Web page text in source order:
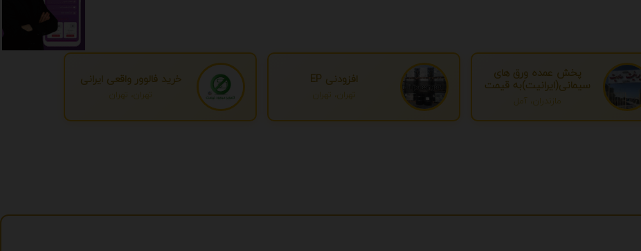
پخش عمده ورق های
سیمانی(ایرانیت)به قیمت
درب کارخانه
مازندران، آمل
افزودنی EP
تهران، تهران
خرید فالوور واقعی ایرانی
تهران، تهران